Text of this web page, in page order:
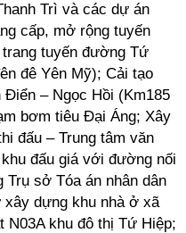
Trì và các dự án
cấp, mở rộng tuyến
tuyến đường Tứ
đê Yên Mỹ); Cải tạo
Điển – Ngọc Hồi (Km185
bơm tiêu Đại Áng; Xây
đấu – Trung tâm văn
đấu giá với đường nối
Trụ sở Tóa án nhân dân
xây dựng khu nhà ở xã
N03A khu đô thị Tứ Hiệp;